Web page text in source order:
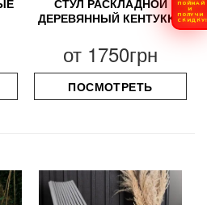
СТУЛ РАСКЛАДНОЙ
ДЕРЕВЯННЫЙ КЕНТУККИ
от 1750грн
ПОСМОТРЕТЬ
ПОЙМАЙ
И
ПОЛУЧИ
СКИДКУ!